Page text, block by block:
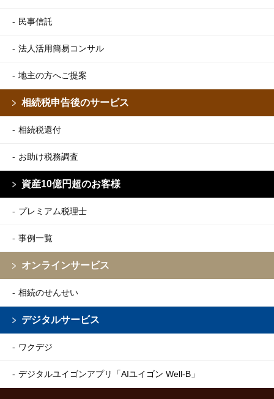
民事信託
法人活用簡易コンサル
地主の方へご提案
相続税申告後のサービス
相続税還付
お助け税務調査
資産10億円超のお客様
プレミアム税理士
事例一覧
オンラインサービス
相続のせんせい
デジタルサービス
ワクデジ
デジタルユイゴンアプリ 「AIユイゴン Well-B」